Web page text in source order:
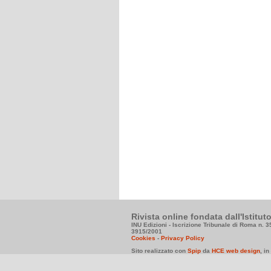
Rivista online fondata
INU Edizioni - Iscrizione Tribunale di Roma n.
3915/2001
Cookies - Privacy Policy
Sito realizzato con Spip da HCE web design ,